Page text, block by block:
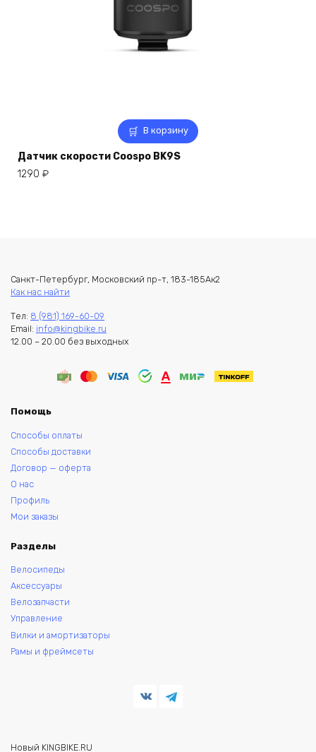
В корзину
Датчик скорости Coospo BK9S
1290 ₽
Санкт-Петербург, Московский пр-т, 183-185Ак2
Как нас найти
Тел: 8 (981) 169-60-09
Email: info@kingbike.ru
12.00 – 20.00 без выходных
Помощь
Способы оплаты
Способы доставки
Договор — оферта
О нас
Профиль
Мои заказы
Разделы
Велосипеды
Аксессуары
Велозапчасти
Управление
Вилки и амортизаторы
Рамы и фреймсеты
Новый KINGBIKE.RU